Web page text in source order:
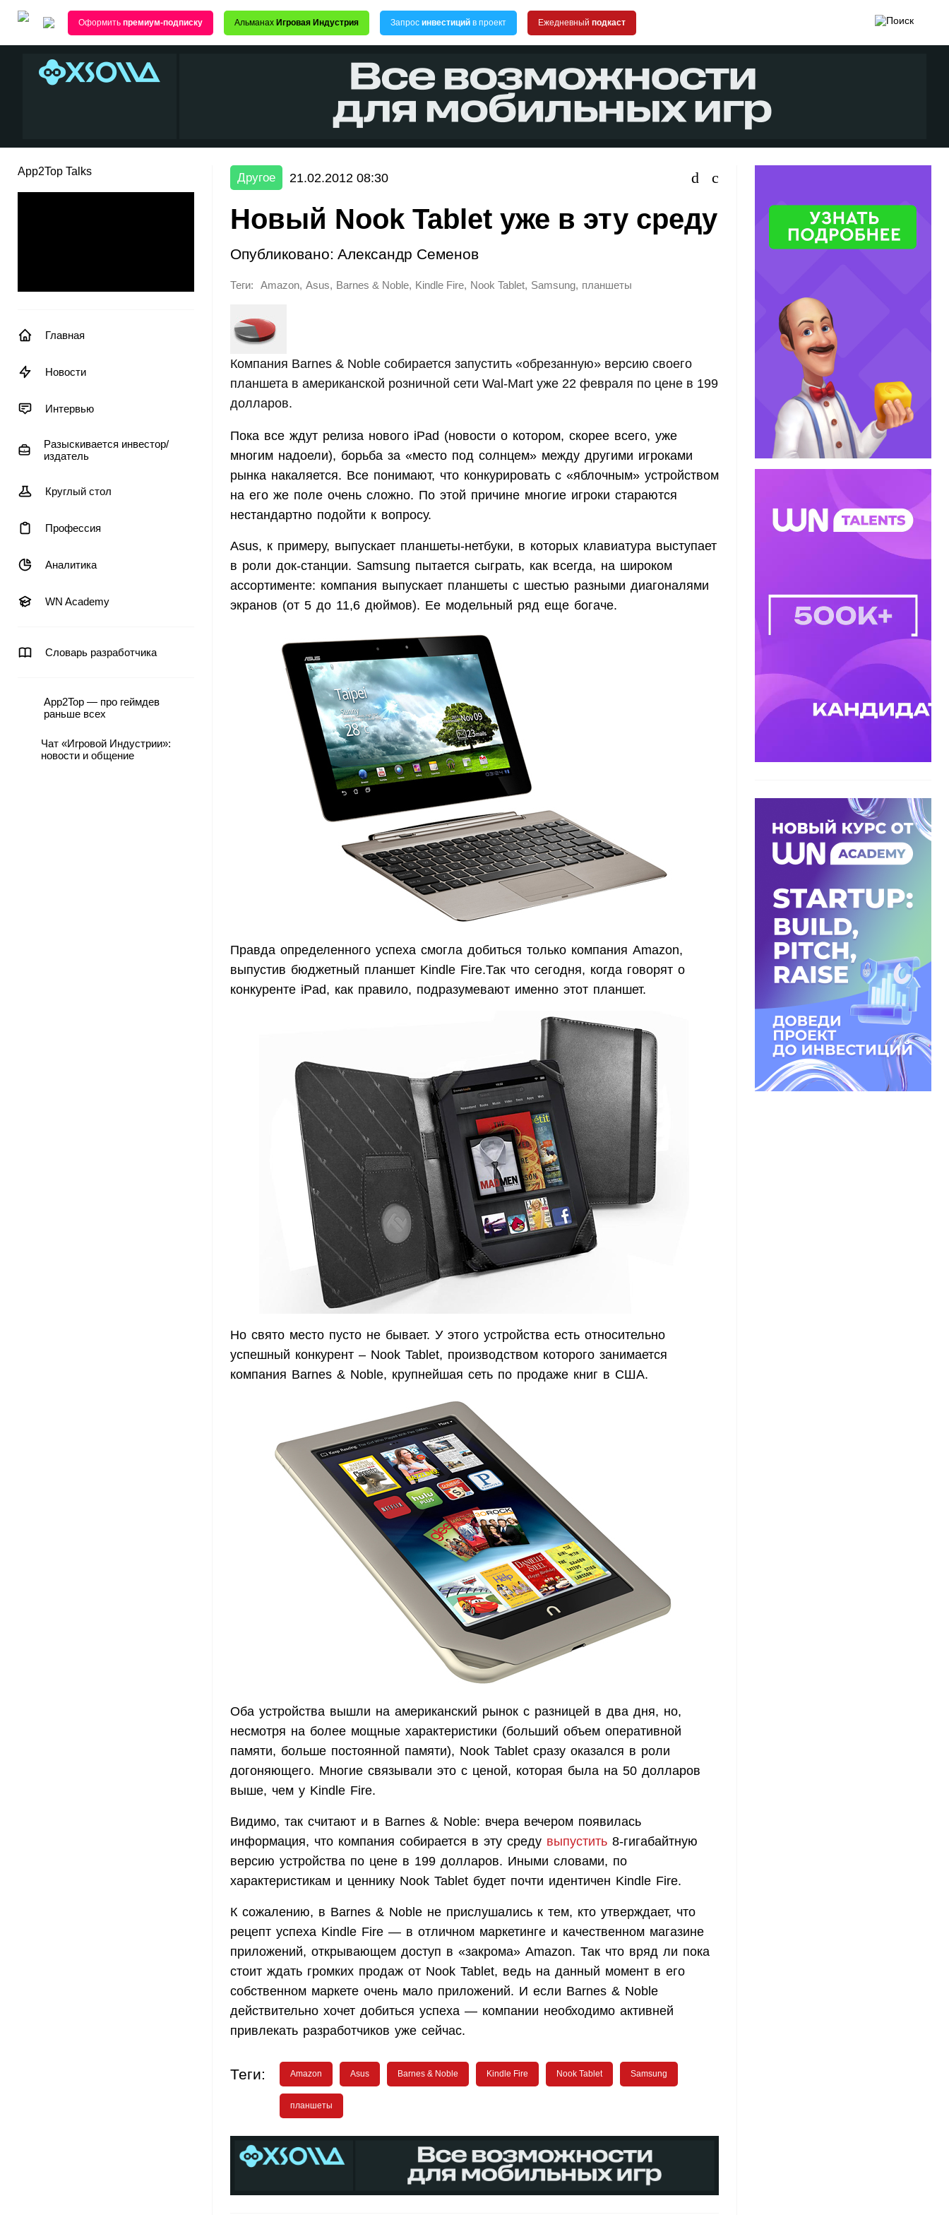
Оформить премиум-подписку Альманах Игровая Индустрия Запрос инвестиций в проект Ежедневный подкаст
App2Top Talks
Главная
Новости
Интервью
Разыскивается инвестор/
издатель
Круглый стол
Профессия
Аналитика
WN Academy
Словарь разработчика
App2Top — про геймдев
раньше всех
Чат «Игровой Индустрии»:
новости и общение
Другое 21.02.2012 08:30
Новый Nook Tablet уже в эту среду
Опубликовано: Александр Семенов
Теги: Amazon, Asus, Barnes & Noble, Kindle Fire, Nook Tablet, Samsung, планшеты
Компания Barnes & Noble собирается запустить «обрезанную» версию своего
планшета в американской розничной сети Wal-Mart уже 22 февраля по цене в 199
долларов.
Пока все ждут релиза нового iPad (новости о котором, скорее всего, уже
многим надоели), борьба за «место под солнцем» между другими игроками
рынка накаляется. Все понимают, что конкурировать с «яблочным» устройством
на его же поле очень сложно. По этой причине многие игроки стараются
нестандартно подойти к вопросу.
Asus, к примеру, выпускает планшеты-нетбуки, в которых клавиатура выступает
в роли док-станции. Samsung пытается сыграть, как всегда, на широком
ассортименте: компания выпускает планшеты с шестью разными диагоналями
экранов (от 5 до 11,6 дюймов). Ее модельный ряд еще богаче.
Правда определенного успеха смогла добиться только компания Amazon,
выпустив бюджетный планшет Kindle Fire.Так что сегодня, когда говорят о
конкуренте iPad, как правило, подразумевают именно этот планшет.
Но свято место пусто не бывает. У этого устройства есть относительно
успешный конкурент – Nook Tablet, производством которого занимается
компания Barnes & Noble, крупнейшая сеть по продаже книг в США.
Оба устройства вышли на американский рынок с разницей в два дня, но,
несмотря на более мощные характеристики (больший объем оперативной
памяти, больше постоянной памяти), Nook Tablet сразу оказался в роли
догоняющего. Многие связывали это с ценой, которая была на 50 долларов
выше, чем у Kindle Fire.
Видимо, так считают и в Barnes & Noble: вчера вечером появилась
информация, что компания собирается в эту среду выпустить 8-гигабайтную
версию устройства по цене в 199 долларов. Иными словами, по
характеристикам и ценнику Nook Tablet будет почти идентичен Kindle Fire.
К сожалению, в Barnes & Noble не прислушались к тем, кто утверждает, что
рецепт успеха Kindle Fire — в отличном маркетинге и качественном магазине
приложений, открывающем доступ в «закрома» Amazon. Так что вряд ли пока
стоит ждать громких продаж от Nook Tablet, ведь на данный момент в его
собственном маркете очень мало приложений. И если Barnes & Noble
действительно хочет добиться успеха — компании необходимо активней
привлекать разработчиков уже сейчас.
Теги: Amazon Asus Barnes & Noble Kindle Fire Nook Tablet Samsung
планшеты